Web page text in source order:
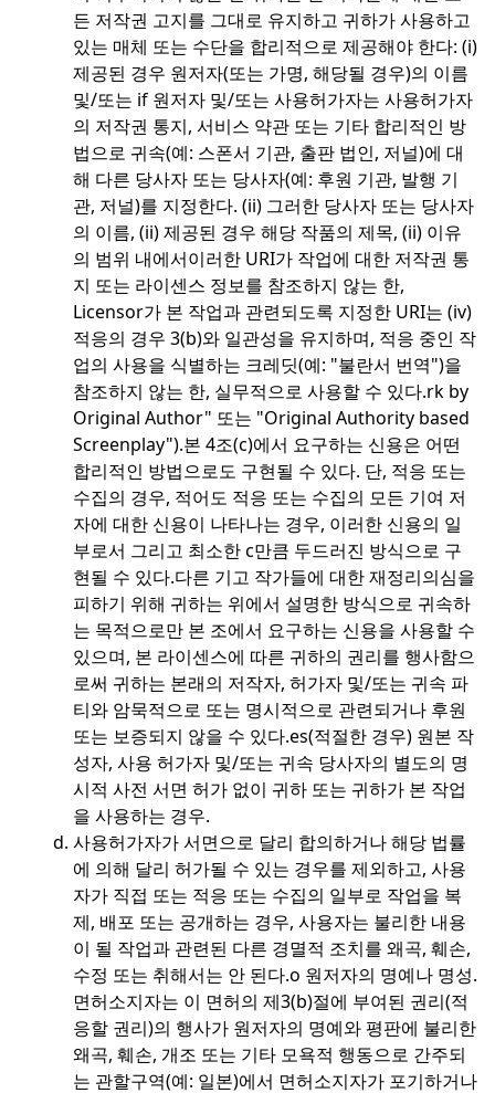
든 저작권 고지를 그대로 유지하고 귀하가 사용하고
있는 매체 또는 수단을 합리적으로 제공해야 한다: (i)
제공된 경우 원저자(또는 가명, 해당될 경우)의 이름
및/또는 if 원저자 및/또는 사용허가자는 사용허가자
의 저작권 통지, 서비스 약관 또는 기타 합리적인 방
법으로 귀속(예: 스폰서 기관, 출판 법인, 저널)에 대
해 다른 당사자 또는 당사자(예: 후원 기관, 발행 기
관, 저널)를 지정한다. (ii) 그러한 당사자 또는 당사자
의 이름, (ii) 제공된 경우 해당 작품의 제목, (ii) 이유
의 범위 내에서이러한 URI가 작업에 대한 저작권 통
지 또는 라이센스 정보를 참조하지 않는 한,
Licensor가 본 작업과 관련되도록 지정한 URI는 (iv)
적응의 경우 3(b)와 일관성을 유지하며, 적응 중인 작
업의 사용을 식별하는 크레딧(예: "불란서 번역")을
참조하지 않는 한, 실무적으로 사용할 수 있다.rk by
Original Author" 또는 "Original Authority based
Screenplay").본 4조(c)에서 요구하는 신용은 어떤
합리적인 방법으로도 구현될 수 있다. 단, 적응 또는
수집의 경우, 적어도 적응 또는 수집의 모든 기여 저
자에 대한 신용이 나타나는 경우, 이러한 신용의 일
부로서 그리고 최소한 c만큼 두드러진 방식으로 구
현될 수 있다.다른 기고 작가들에 대한 재정리의심을
피하기 위해 귀하는 위에서 설명한 방식으로 귀속하
는 목적으로만 본 조에서 요구하는 신용을 사용할 수
있으며, 본 라이센스에 따른 귀하의 권리를 행사함으
로써 귀하는 본래의 저작자, 허가자 및/또는 귀속 파
티와 암묵적으로 또는 명시적으로 관련되거나 후원
또는 보증되지 않을 수 있다.es(적절한 경우) 원본 작
성자, 사용 허가자 및/또는 귀속 당사자의 별도의 명
시적 사전 서면 허가 없이 귀하 또는 귀하가 본 작업
을 사용하는 경우.
사용허가자가 서면으로 달리 합의하거나 해당 법률
에 의해 달리 허가될 수 있는 경우를 제외하고, 사용
자가 직접 또는 적응 또는 수집의 일부로 작업을 복
제, 배포 또는 공개하는 경우, 사용자는 불리한 내용
이 될 작업과 관련된 다른 경멸적 조치를 왜곡, 훼손,
수정 또는 취해서는 안 된다.o 원저자의 명예나 명성.
면허소지자는 이 면허의 제3(b)절에 부여된 권리(적
응할 권리)의 행사가 원저자의 명예와 평판에 불리한
왜곡, 훼손, 개조 또는 기타 모욕적 행동으로 간주되
는 관할구역(예: 일본)에서 면허소지자가 포기하거나